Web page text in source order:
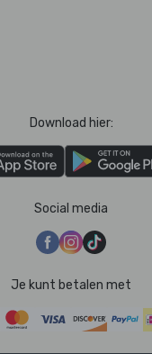
Download hier:
Social media
Je kunt betalen met